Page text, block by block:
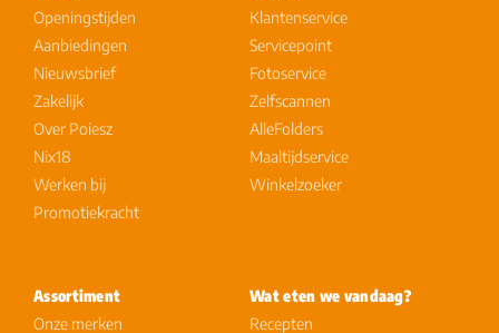
Openingstijden
Aanbiedingen
Nieuwsbrief
Zakelijk
Over Poiesz
Nix18
Werken bij
Promotiekracht
Klantenservice
Servicepoint
Fotoservice
Zelfscannen
AlleFolders
Maaltijdservice
Winkelzoeker
Assortiment
Onze merken
Wat eten we vandaag?
Recepten